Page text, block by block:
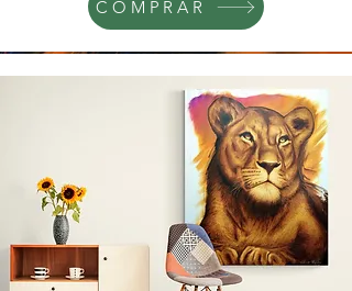
COMPRAR